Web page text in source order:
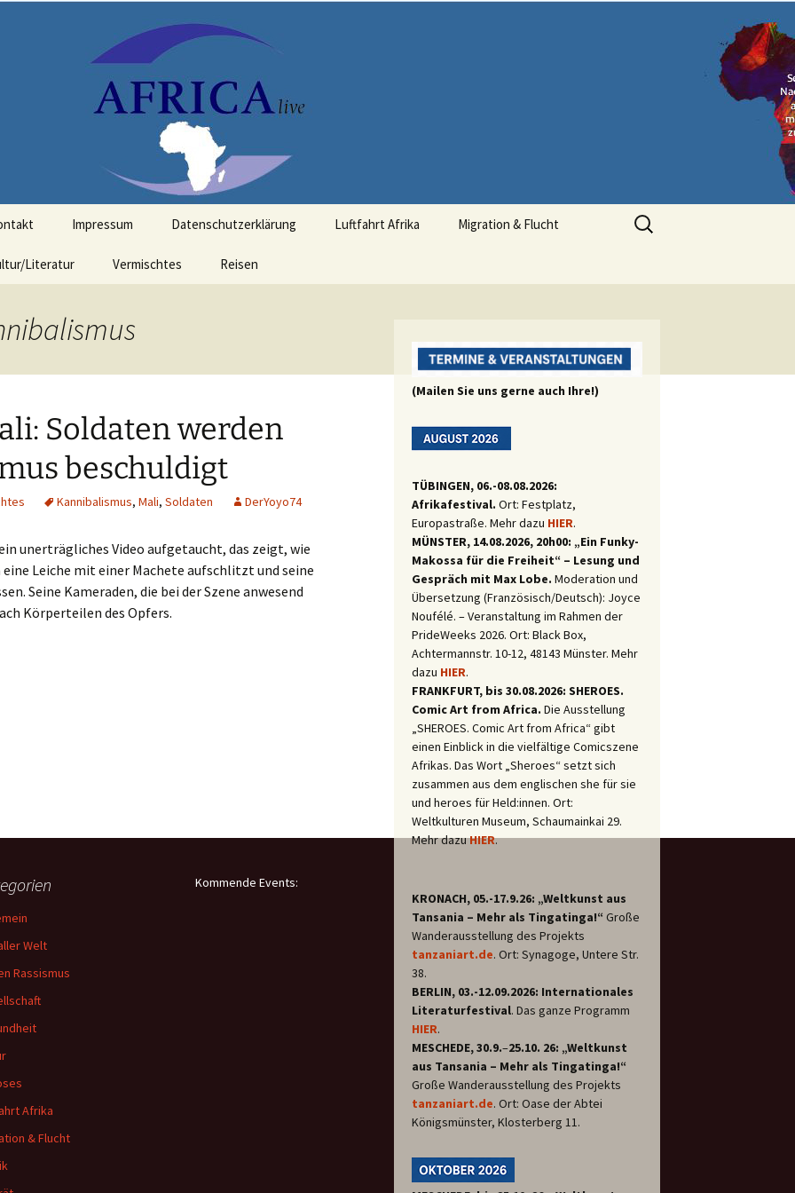
Impressum Datenschutzerklärung Luftfahrt Afrika Migration & Flucht
Literatur Vermischtes Reisen
Suchen
nach:
Soldaten werden
beschuldigt
Kannibalismus, Mali, Soldaten DerYoyo74
unerträgliches Video aufgetaucht, das zeigt, wie
Leiche mit einer Machete aufschlitzt und seine
Seine Kameraden, die bei der Szene anwesend
Körperteilen des Opfers.
(Mailen Sie uns gerne auch Ihre!)
TÜBINGEN, 06.-08.08.2026:
Afrikafestival. Ort: Festplatz,
Europastraße. Mehr dazu HIER.
MÜNSTER, 14.08.2026, 20h00: „Ein Funky-
Makossa für die Freiheit“ – Lesung und
Gespräch mit Max Lobe. Moderation und
Übersetzung (Französisch/Deutsch): Joyce
Noufélé. – Veranstaltung im Rahmen der
PrideWeeks 2026. Ort: Black Box,
Achtermannstr. 10-12, 48143 Münster. Mehr
dazu HIER.
FRANKFURT, bis 30.08.2026: SHEROES.
Comic Art from Africa. Die Ausstellung
„SHEROES. Comic Art from Africa“ gibt
einen Einblick in die vielfältige Comicszene
Afrikas. Das Wort „Sheroes“ setzt sich
zusammen aus dem englischen she für sie
und heroes für Held:innen. Ort:
Weltkulturen Museum, Schaumainkai 29.
Mehr dazuHIER.
KRONACH, 05.-17.9.26: „Weltkunst aus
Tansania – Mehr als Tingatinga!“ Große
Wanderausstellung des Projekts
tanzaniart.de. Ort: Synagoge, Untere Str.
38.
BERLIN, 03.-12.09.2026: Internationales
Literaturfestival. Das ganze Programm
HIER.
MESCHEDE, 30.9.–25.10. 26: „Weltkunst
aus Tansania – Mehr als Tingatinga!“
Große Wanderausstellung des Projekts
tanzaniart.de. Ort: Oase der Abtei
Königsmünster, Klosterberg 11.
Welt
Rassismus
Afrika
& Flucht
Kommende Events: